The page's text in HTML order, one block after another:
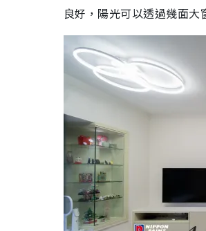
良好，陽光可以透過幾面大